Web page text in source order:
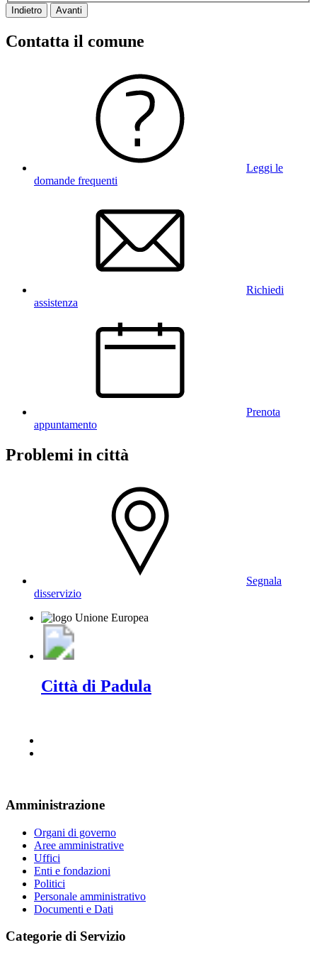
Indietro Avanti
Contatta il comune
Leggi le
domande frequenti
Richiedi
assistenza
Prenota
appuntamento
Problemi in città
Segnala
disservizio
Città di Padula
Amministrazione
Organi di governo
Aree amministrative
Uffici
Enti e fondazioni
Politici
Personale amministrativo
Documenti e Dati
Categorie di Servizio